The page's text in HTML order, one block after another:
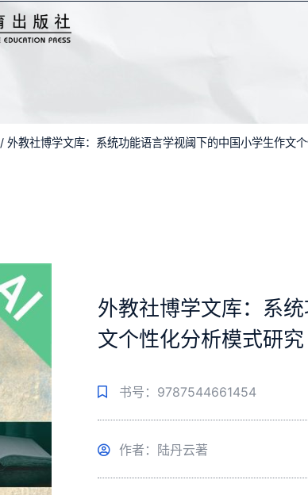
/ 外教社博学文库：系统功能语言学视阈下的中国小学生作文
外教社博学文库：系
文个性化分析模式研究
书号：9787544661454
作者：陆丹云著